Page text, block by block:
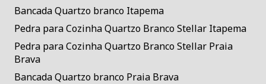
Bancada Quartzo branco Itapema
Pedra para Cozinha Quartzo Branco Stellar Itapema
Pedra para Cozinha Quartzo Branco Stellar Praia
Brava
Bancada Quartzo branco Praia Brava